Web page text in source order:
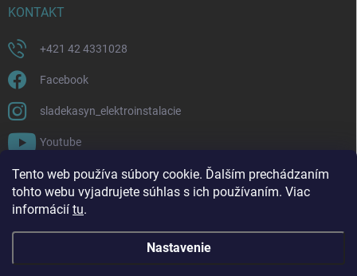
Tento web používa súbory cookie. Ďalším prechádzaním
tohto webu vyjadrujete súhlas s ich používaním. Viac
informácií tu.
Nastavenie
KONTAKT
+421 42 4331028
Facebook
sladekasyn_elektroinstalacie
Youtube
FACEBOOK